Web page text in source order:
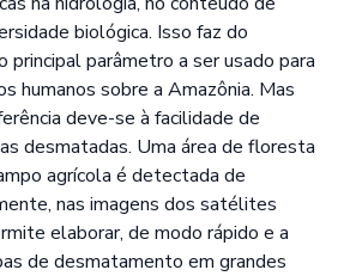
biológica. Isso faz do
principal parâmetro a ser usado para
humanos sobre a Amazônia. Mas
deve-se à facilidade de
desmatadas. Uma área de floresta
agrícola é detectada de
nas imagens dos satélites
elaborar, de modo rápido e a
de desmatamento em grandes